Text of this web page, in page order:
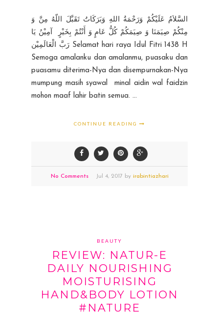
السَّلاَمُ عَلَيْكُمْ وَرَحْمَةُ اللهِ وَبَرَكَاتُ تَقَبَّلَ اللّهُ مِنَّ وَ
مِنْكُمْ صِيَمَنَا وَ صِيَمَكُمْ كُلُّ عَامٍ وَ أَنْتُمْ بِخَيْرٍ آمِيْنُ يَا
رَبَّ الْعَالَمِيْن Selamat hari raya Idul Fitri 1438 H
Semoga amalanku dan amalanmu, puasaku dan
puasamu diterima-Nya dan disempurnakan-Nya
mumpung masih syawal minal aidin wal faidzin
mohon maaf lahir batin semua. ...
CONTINUE READING
No Comments Jul 4,2017 by irabintiazhari
BEAUTY
REVIEW: NATUR-E
DAILY NOURISHING
MOISTURISING
HAND&BODY LOTION
#NATURE